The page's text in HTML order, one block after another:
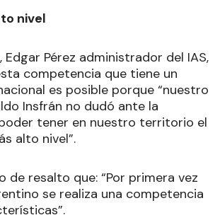
nivel
Edgar Pérez administrador del IAS,
competencia que tiene un
es posible porque “nuestro
Insfrán no dudó ante la
tener en nuestro territorio el
alto nivel”.
de resalto que: “Por primera vez
se realiza una competencia